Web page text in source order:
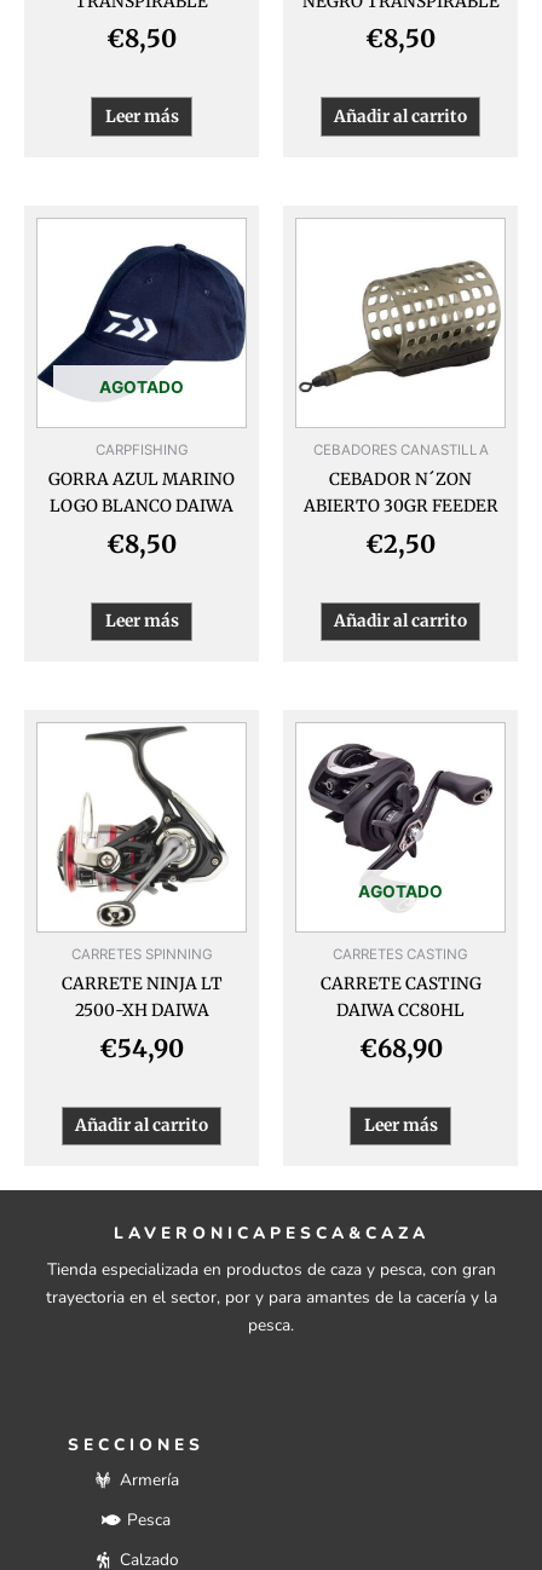
€8,50
Leer más
€8,50
Añadir al carrito
AGOTADO
CARPFISHING
GORRA AZUL MARINO
LOGO BLANCO DAIWA
€8,50
Leer más
CEBADORES CANASTILLA
CEBADOR N´ZON
ABIERTO 30GR FEEDER
€2,50
Añadir al carrito
CARRETES SPINNING
CARRETE NINJA LT
2500-XH DAIWA
€54,90
Añadir al carrito
AGOTADO
CARRETES CASTING
CARRETE CASTING
DAIWA CC80HL
€68,90
Leer más
LAVERONICAPESCA&CAZA
Tienda especializada en productos de caza y pesca, con gran
trayectoria en el sector, por y para amantes de la cacería y la
pesca.
SECCIONES
Armería
Pesca
Calzado